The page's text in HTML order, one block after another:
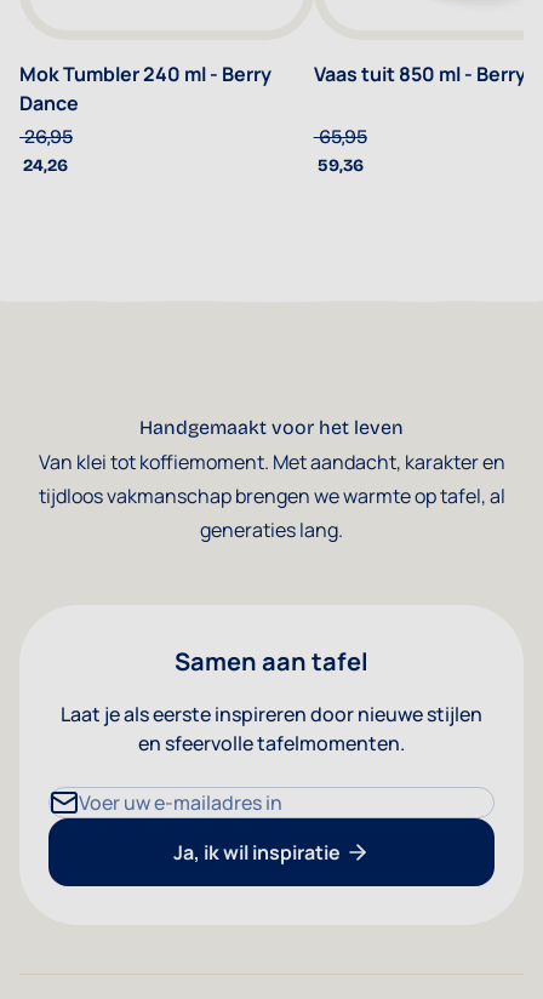
Mok Tumbler 240 ml - Berry
Dance
24,26
26,95
Vaas tuit 850 ml - Berry
59,36
65,95
Handgemaakt voor het leven
Van klei tot koffiemoment. Met aandacht, karakter en
tijdloos vakmanschap brengen we warmte op tafel, al
generaties lang.
Samen aan tafel
Laat je als eerste inspireren door nieuwe stijlen
en sfeervolle tafelmomenten.
E-mailadres
Ja, ik wil inspiratie